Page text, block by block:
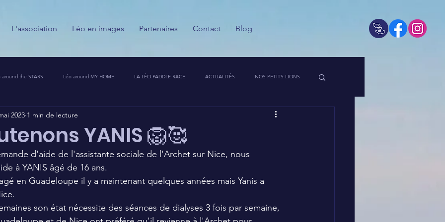
L'association Léo en images Partenaires Contact Blog
around the STARS Léo around MY HOME LA LÉO PADDLE RACE ACTUALITÉS NOS PETITS LIONS
CALENDRIER DES GUERRIERS DU PALAIS
CHALLENGE 🦁🚀
YANIS 🦁🥰
2023 1 min de lecture
d'aide de l'assistante sociale de l'Archet sur Nice, nous
à YANIS âgé de 16 ans.
en Guadeloupe il y a maintenant quelques années mais Yanis a
son état nécessite des séances de dialyses 3 fois par semaine,